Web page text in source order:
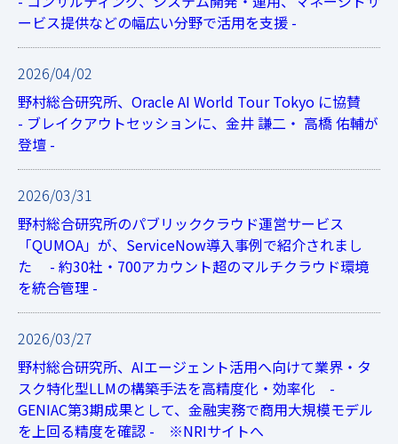
ービス提供などの幅広い分野で活用を支援 -
2026/04/02
野村総合研究所、Oracle AI World Tour Tokyo に協賛
- ブレイクアウトセッションに、金井 謙二・ 高橋 佑輔が
登壇 -
2026/03/31
野村総合研究所のパブリッククラウド運営サービス
「QUMOA」が、ServiceNow導入事例で紹介されまし
た - 約30社・700アカウント超のマルチクラウド環境
を統合管理 -
2026/03/27
野村総合研究所、AIエージェント活用へ向けて業界・タ
スク特化型LLMの構築手法を高精度化・効率化 -
GENIAC第3期成果として、金融実務で商用大規模モデル
を上回る精度を確認 - ※NRIサイトへ